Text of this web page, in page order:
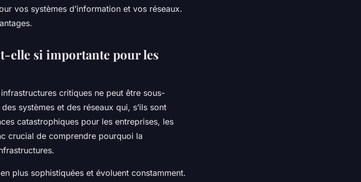
vos systèmes d’information et vos réseaux.
elle si importante pour les
critiques ne peut être sous-
systèmes et des réseaux qui, s’ils sont
catastrophiques pour les entreprises, les
crucial de comprendre pourquoi la
plus sophistiquées et évoluent constamment.